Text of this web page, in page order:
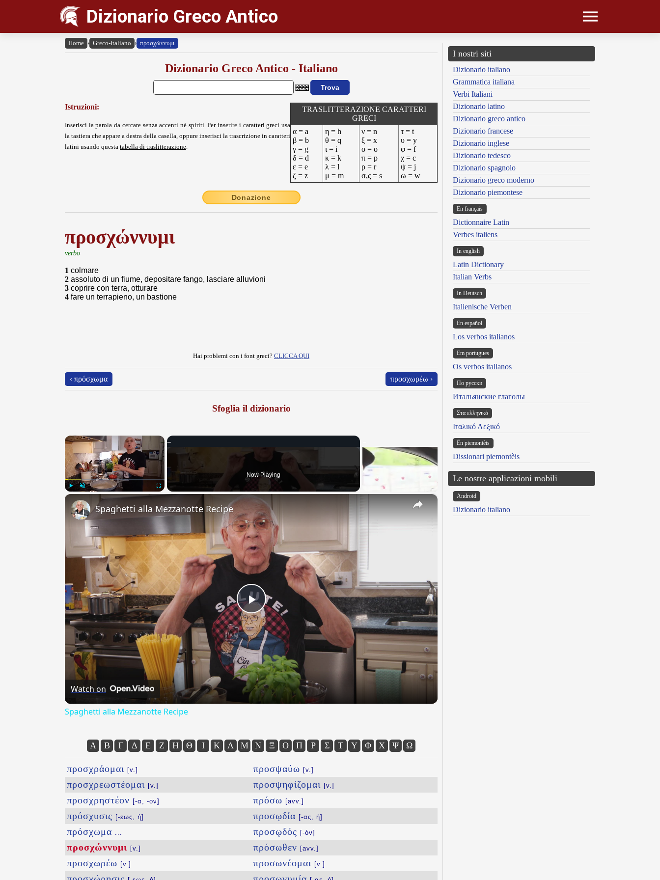
Dizionario Greco Antico
Home › Greco-Italiano › προσχώννυμι
Dizionario Greco Antico - Italiano
Istruzioni:
Inserisci la parola da cercare senza accenti né spiriti. Per inserire i caratteri greci usa
la tastiera che appare a destra della casella, oppure inserisci la trascrizione in caratteri
latini usando questa tabella di traslitterazione.
TRASLITTERAZIONE CARATTERI
GRECI
α = a
β = b
γ = g
δ = d
ε = e
ζ = z
η = h
θ = q
ι = i
κ = k
λ = l
μ = m
ν = n
ξ = x
ο = o
π = p
ρ = r
σ,ς = s
τ = t
υ = y
φ = f
χ = c
ψ = j
ω = w
Donazione
προσχώννυμι
verbo
1 colmare
2 assoluto di un fiume, depositare fango, lasciare alluvioni
3 coprire con terra, otturare
4 fare un terrapieno, un bastione
Hai problemi con i font greci? CLICCA QUI
‹ πρόσχωμα προσχωρέω ›
Sfoglia il dizionario
×
Fullscreen
Now Playing
×
Play
Video
Spaghetti alla Mezzanotte Recipe
Watch on
Spaghetti alla Mezzanotte Recipe
Α Β Γ Δ Ε Ζ Η Θ Ι Κ Λ Μ Ν Ξ Ο Π Ρ Σ Τ Υ Φ Χ Ψ Ω
προσχράομαι [v.]
προσχρεωστέομαι [v.]
προσχρηστέον [-α, -ον]
πρόσχυσις [-εως, ἡ]
πρόσχωμα
προσχώννυμι [v.]
προσχωρέω [v.]
προσψαύω [v.]
προσψηφίζομαι [v.]
πρόσω [avv.]
προσῳδία [-ας, ἡ]
προσῳδός [-όν]
πρόσωθεν [avv.]
προσωνέομαι [v.]
I nostri siti
Dizionario italiano
Grammatica italiana
Verbi Italiani
Dizionario latino
Dizionario greco antico
Dizionario francese
Dizionario inglese
Dizionario tedesco
Dizionario spagnolo
Dizionario greco moderno
Dizionario piemontese
En français
Dictionnaire Latin
Verbes italiens
In english
Latin Dictionary
Italian Verbs
In Deutsch
Italienische Verben
En español
Los verbos italianos
Em portugues
Os verbos italianos
По русски
Итальянские глаголы
Στα ελληνικά
Ιταλικό Λεξικό
Ën piemontèis
Dissionari piemontèis
Le nostre applicazioni mobili
Android
Dizionario italiano